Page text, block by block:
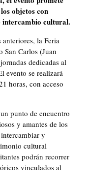
objetos con
intercambio cultural.
la Feria
San Carlos (Juan
dedicadas al
evento se realizará
horas, con acceso
punto de encuentro
y amantes de los
y
cultural
podrán recorrer
vinculados al